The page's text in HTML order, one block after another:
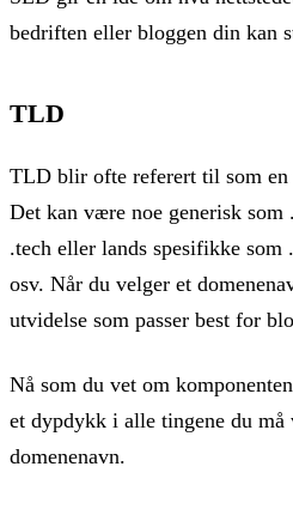
bedriften eller bloggen din kan
TLD
TLD blir ofte referert til som en
Det kan være noe generisk som
.tech eller lands spesifikke
osv. Når du velger et
utvidelse som passer best for
Nå som du vet om
et dypdykk i alle tingene du må
domenenavn.